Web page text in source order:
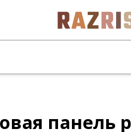
панель